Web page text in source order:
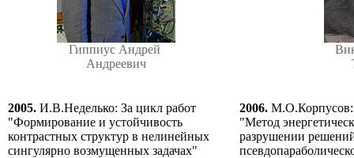
Гиппиус Андрей
Андреевич
2005. И.В.Неделько: За цикл работ
"Формирование и устойчивость
контрастных структур в нелинейных
сингулярно возмущенных задачах"
2006. М.О.Корпусов:
"Метод
разрушении